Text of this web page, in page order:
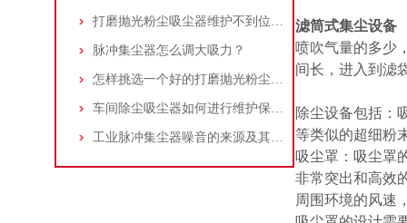
打磨抛光粉尘吸尘器维护不到位，那是你没有注意这些而已！
脉冲集尘器怎么调大吸力？
怎样挑选一个好的打磨抛光粉尘吸尘器
车间除尘吸尘器如何进行维护保养？
工业脉冲集尘器噪音的来源及其控制策略
滤筒式集尘设备
喷吹气量的多少
间长，进入到滤
除尘设备包括：
等类似的超细粉
吸尘罩：吸尘罩
非常突出和高效
周围环境的风速